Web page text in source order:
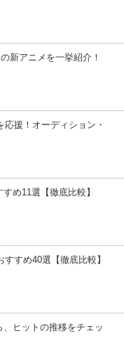
新アニメを一挙紹介！
援！オーディション・
め11選【徹底比較】
すめ40選【徹底比較】
ヒットの推移をチェッ